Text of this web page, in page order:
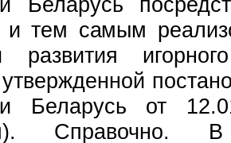
и тем самым
развития
Беларусь от
Справочно.